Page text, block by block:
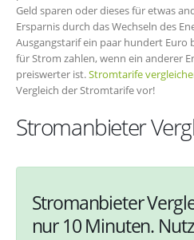
Geld sparen oder dieses für etwas
Ersparnis durch das Wechseln des
Ausgangstarif ein paar hundert Euro
für Strom zahlen, wenn ein anderer
preiswerter ist.Stromtarife
Vergleich der Stromtarife vor!
Stromanbieter
Stromanbieter
nur 10 Minuten.